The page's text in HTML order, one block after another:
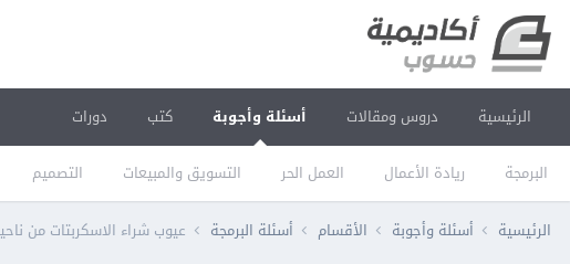
الرئيسية دروس ومقالات أسئلة وأجوبة
البرمجة ريادة الأعمال العمل الحر التسويق والمبيعات التصميم
كتب دورات
الرئيسية أسئلة وأجوبة الأقسام أسئلة البرمجة عيوب شراء الاسكربتات من